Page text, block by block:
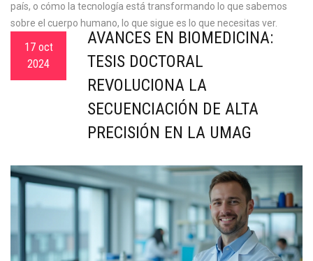
país, o cómo la tecnología está transformando lo que sabemos
sobre el cuerpo humano, lo que sigue es lo que necesitas ver.
17 oct
2024
AVANCES EN BIOMEDICINA:
TESIS DOCTORAL
REVOLUCIONA LA
SECUENCIACIÓN DE ALTA
PRECISIÓN EN LA UMAG